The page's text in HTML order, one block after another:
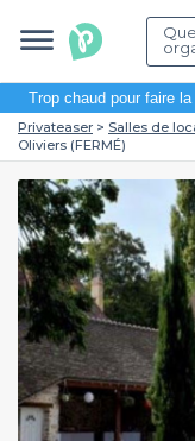
Trop chaud pour faire
Privateaser Salles de
Oliviers (FERMÉ)